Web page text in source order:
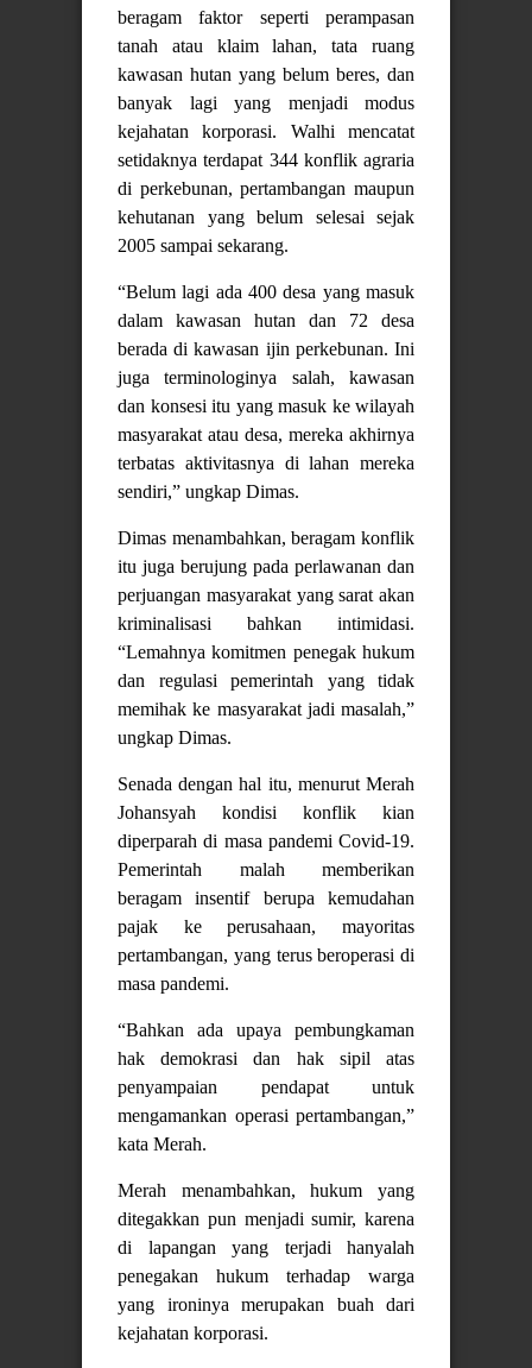
beragam faktor seperti perampasan
tanah atau klaim lahan, tata ruang
kawasan hutan yang belum beres, dan
banyak lagi yang menjadi modus
kejahatan korporasi. Walhi mencatat
setidaknya terdapat 344 konflik agraria
di perkebunan, pertambangan maupun
kehutanan yang belum selesai sejak
2005 sampai sekarang.
“Belum lagi ada 400 desa yang masuk
dalam kawasan hutan dan 72 desa
berada di kawasan ijin perkebunan. Ini
juga terminologinya salah, kawasan
dan konsesi itu yang masuk ke wilayah
masyarakat atau desa, mereka akhirnya
terbatas aktivitasnya di lahan mereka
sendiri,” ungkap Dimas.
Dimas menambahkan, beragam konflik
itu juga berujung pada perlawanan dan
perjuangan masyarakat yang sarat akan
kriminalisasi bahkan intimidasi.
“Lemahnya komitmen penegak hukum
dan regulasi pemerintah yang tidak
memihak ke masyarakat jadi masalah,”
ungkap Dimas.
Senada dengan hal itu, menurut Merah
Johansyah kondisi konflik kian
diperparah di masa pandemi Covid-19.
Pemerintah malah memberikan
beragam insentif berupa kemudahan
pajak ke perusahaan, mayoritas
pertambangan, yang terus beroperasi di
masa pandemi.
“Bahkan ada upaya pembungkaman
hak demokrasi dan hak sipil atas
penyampaian pendapat untuk
mengamankan operasi pertambangan,”
kata Merah.
Merah menambahkan, hukum yang
ditegakkan pun menjadi sumir, karena
di lapangan yang terjadi hanyalah
penegakan hukum terhadap warga
yang ironinya merupakan buah dari
kejahatan korporasi.